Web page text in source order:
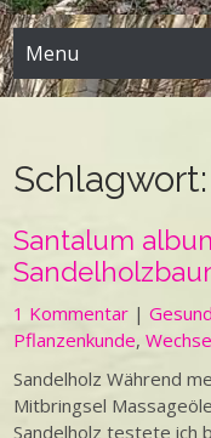
Menu
Schlagwort:
Santalum
1 Kommentar |
Pflanzenkunde,
Sandelholz Während
Mitbringsel
Sandelholz testete ich